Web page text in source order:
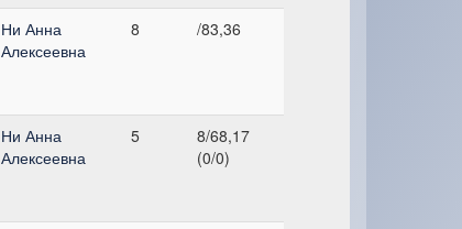
Ни Анна
Алексеевна
8 /83,36
Ни Анна
Алексеевна
5
8/68,17
(0/0)